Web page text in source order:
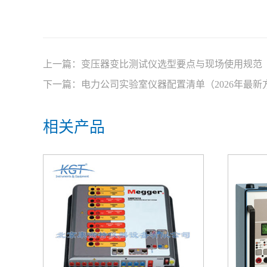
上一篇： 变压器变比测试仪选型要点与现场使用规范
下一篇：
电力公司实验室仪器配置清单（2026年最新
相关产品